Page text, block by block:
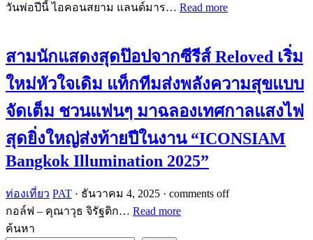
วันพ่อปีนี้ ไอคอนสยาม แลนด์มาร… Read more
สามนักแสดงสุดป๊อปจากซีรีส์ Reloved เริ่ม
ใหม่หัวใจเดิม แท็กทีมส่งพลังความสุขแบบ
จัดเต็ม ชวนแฟนๆ มาฉลองเทศกาลแสงไฟ
สุดยิ่งใหญ่ส่งท้ายปีในงาน “ICONSIAM
Bangkok Illumination 2025”
ท่องเที่ยว PAT · ธันวาคม 4, 2025 · comments off
กอล์ฟ – คุณาวุธ จิรัฐติก… Read more
ค้นหา